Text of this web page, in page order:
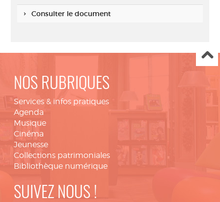
Consulter le document
NOS RUBRIQUES
Services & infos pratiques
Agenda
Musique
Cinéma
Jeunesse
Collections patrimoniales
Bibliothèque numérique
SUIVEZ NOUS !